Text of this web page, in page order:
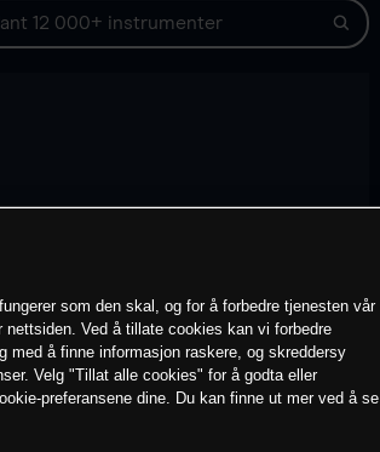
som den skal, og for å forbedre tjenesten vår
Ved å tillate cookies kan vi forbedre
med å finne informasjon raskere, og skreddersy
Velg "Tillat alle cookies" for å godta eller
preferansene dine. Du kan finne ut mer ved å se